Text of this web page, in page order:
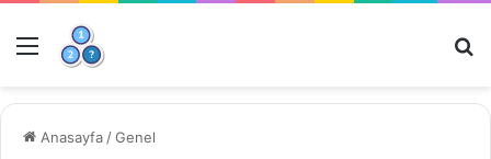
Menü
Anasayfa /Genel